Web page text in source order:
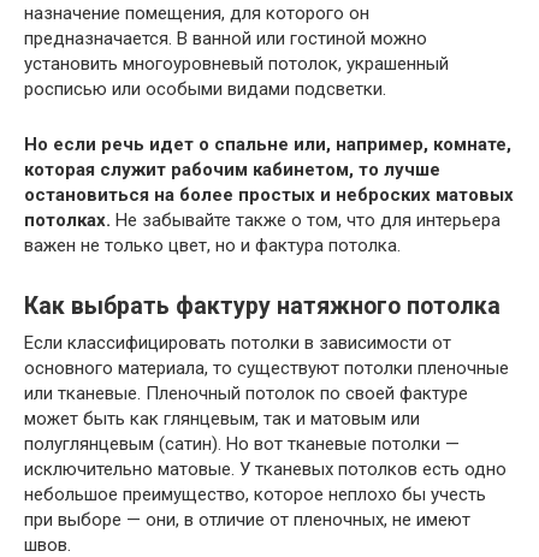
назначение помещения, для которого он
предназначается. В ванной или гостиной можно
установить многоуровневый потолок, украшенный
росписью или особыми видами подсветки.
Но если речь идет о спальне или, например, комнате,
которая служит рабочим кабинетом, то лучше
остановиться на более простых и неброских матовых
потолках. Не забывайте также о том, что для интерьера
важен не только цвет, но и фактура потолка.
Как выбрать фактуру натяжного потолка
Если классифицировать потолки в зависимости от
основного материала, то существуют потолки пленочные
или тканевые. Пленочный потолок по своей фактуре
может быть как глянцевым, так и матовым или
полуглянцевым (сатин). Но вот тканевые потолки —
исключительно матовые. У тканевых потолков есть одно
небольшое преимущество, которое неплохо бы учесть
при выборе — они, в отличие от пленочных, не имеют
швов.